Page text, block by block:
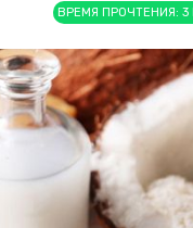
ВРЕМЯ ПРОЧТЕНИЯ: 3